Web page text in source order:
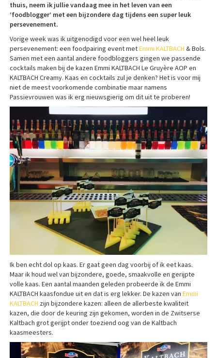
thuis, neem ik jullie vandaag mee in het leven van een
‘foodblogger’ met een bijzondere dag tijdens een super leuk
persevenement.
Vorige week was ik uitgenodigd voor een wel heel leuk
persevenement: een foodpairing event metEmmi KALTBACH & Bols.
Samen met een aantal andere foodbloggers gingen we passende
cocktails maken bij de kazen Emmi KALTBACH Le Gruyère AOP en
KALTBACH Creamy. Kaas en cocktails zul je denken? Het is voor mij
niet de meest voorkomende combinatie maar namens
Passievrouwen was ik erg nieuwsgierig om dit uit te proberen!
Ik ben echt dol op kaas. Er gaat geen dag voorbij of ik eet kaas.
Maar ik houd wel van bijzondere, goede, smaakvolle en gerijpte
volle kaas. Een aantal maanden geleden probeerde ik de Emmi
KALTBACH kaasfondue uit en dat is erg lekker. De kazen van Emmi
KALTBACH zijn bijzondere kazen: alleen de allerbeste kwaliteit
kazen, die door de keuring zijn gekomen, worden in de Zwitserse
Kaltbach grot gerijpt onder toeziend oog van de Kaltbach
kaasmeesters.